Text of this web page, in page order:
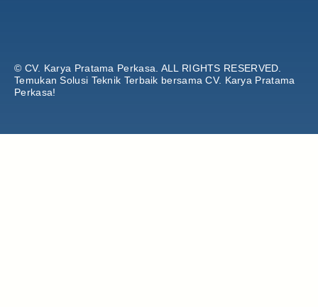
© CV. Karya Pratama Perkasa. ALL RIGHTS RESERVED.
Temukan Solusi Teknik Terbaik bersama CV. Karya Pratama
Perkasa!